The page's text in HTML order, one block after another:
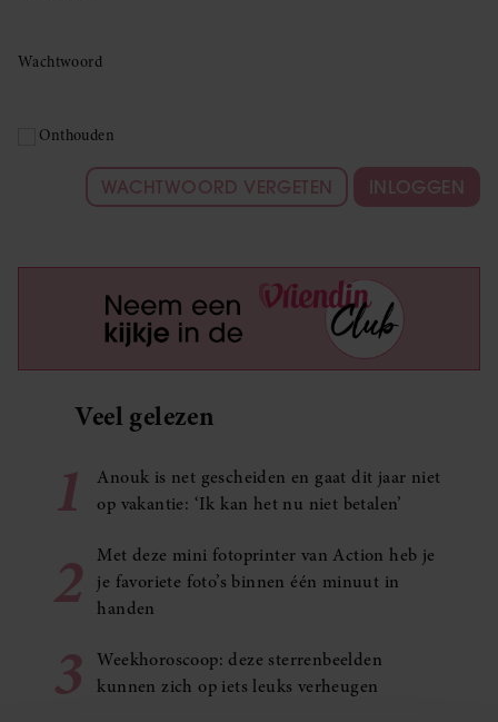
Wachtwoord
Onthouden
WACHTWOORD VERGETEN INLOGGEN
Veel gelezen
1
Anouk is net gescheiden en gaat dit jaar niet
op vakantie: ‘Ik kan het nu niet betalen’
2
Met deze mini fotoprinter van Action heb je
je favoriete foto’s binnen één minuut in
handen
3
Weekhoroscoop: deze sterrenbeelden
kunnen zich op iets leuks verheugen